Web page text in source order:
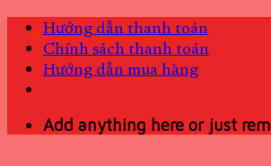
Skip
content
Hướng dẫn thanh toán
Chính sách thanh toán
Hướng dẫn mua hàng
Add anything here or just